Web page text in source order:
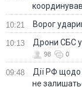
10:21 Ворог
10:13 Дрони СБС
98 0
09:48
Дії РФ щодо
не